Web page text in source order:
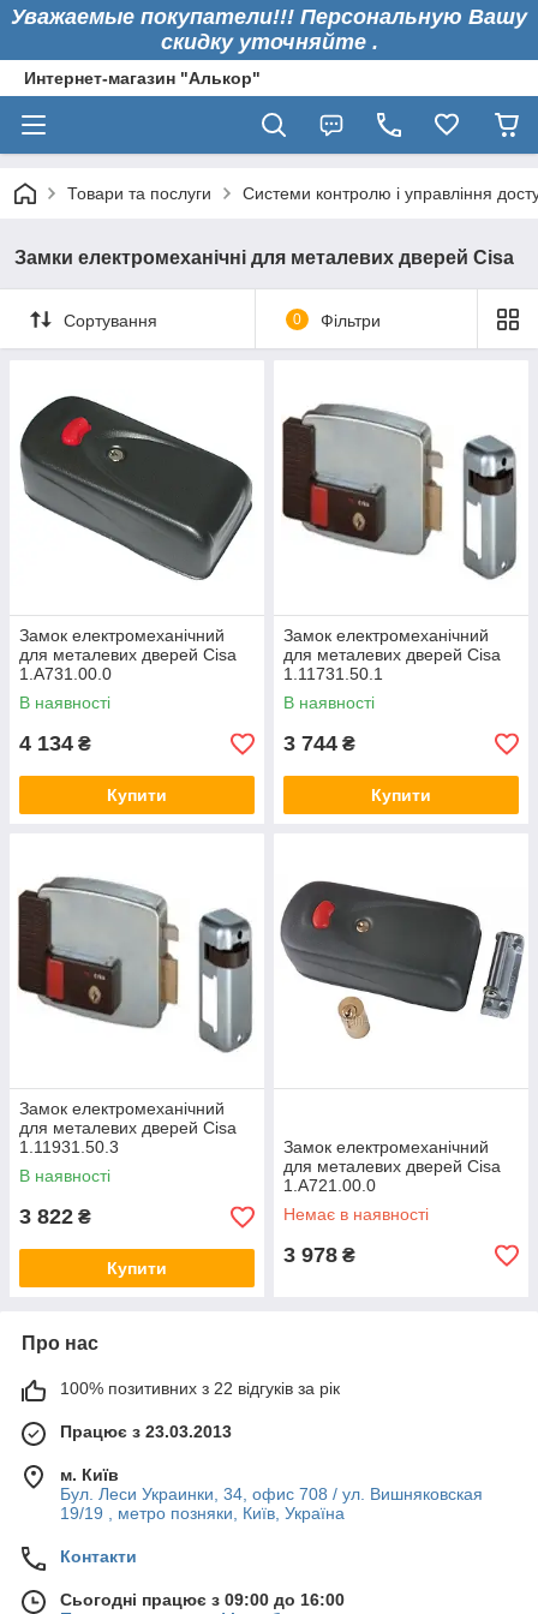
Уважаемые покупатели!!! Персональную Вашу
скидку уточняйте .
Интернет-магазин "Алькор"
Товари та послуги Системи контролю і управління
Замки електромеханічні для металевих дверей Cisa
Сортування 0 Фільтри
Замок електромеханічний
для металевих дверей Cisa
1.A731.00.0
В наявності
4 134 ₴
Купити
Замок електромеханічний
для металевих дверей Cisa
1.11731.50.1
В наявності
3 744 ₴
Купити
Замок електромеханічний
для металевих дверей Cisa
1.11931.50.3
В наявності
3 822 ₴
Купити
Замок електромеханічний
для металевих дверей Сisa
1.A721.00.0
Немає в наявності
3 978 ₴
Про нас
100% позитивних з 22 відгуків за рік
Працює з 23.03.2013
м. Київ
Бул. Леси Украинки, 34, офис 708 / ул. Вишняковская
19/19 , метро позняки, Київ, Україна
Контакти
Сьогодні працює з 09:00 до 16:00